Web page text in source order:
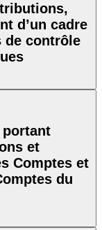
d’un cadre
de contrôle
portant
et
Comptes et
du